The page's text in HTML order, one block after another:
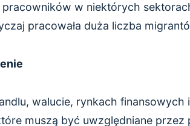
w niektórych
pracowała duża liczba
walucie, rynkach
muszą być uwzględniane